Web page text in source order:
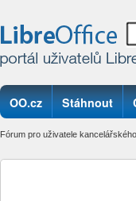
OO.cz Stáhnout
Fórum pro uživatele